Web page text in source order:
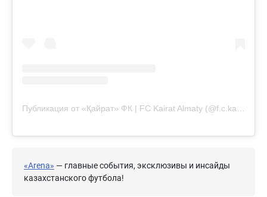
Публикация от «Қайрат» ФК | FC Kairat Almaty (@f.c.kairat)
«Arena» — главные события, эксклюзивы и инсайды
казахстанского футбола!